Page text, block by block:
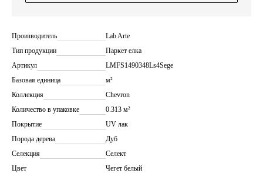
Производитель
Lab Arte
Тип продукции
Паркет елка
Артикул
LMFS1490348Ls4Sege
Базовая единица
м²
Коллекция
Chevron
Количество в упаковке
0.313 м²
Покрытие
UV лак
Порода дерева
Дуб
Селекция
Селект
Цвет
Чегет белый